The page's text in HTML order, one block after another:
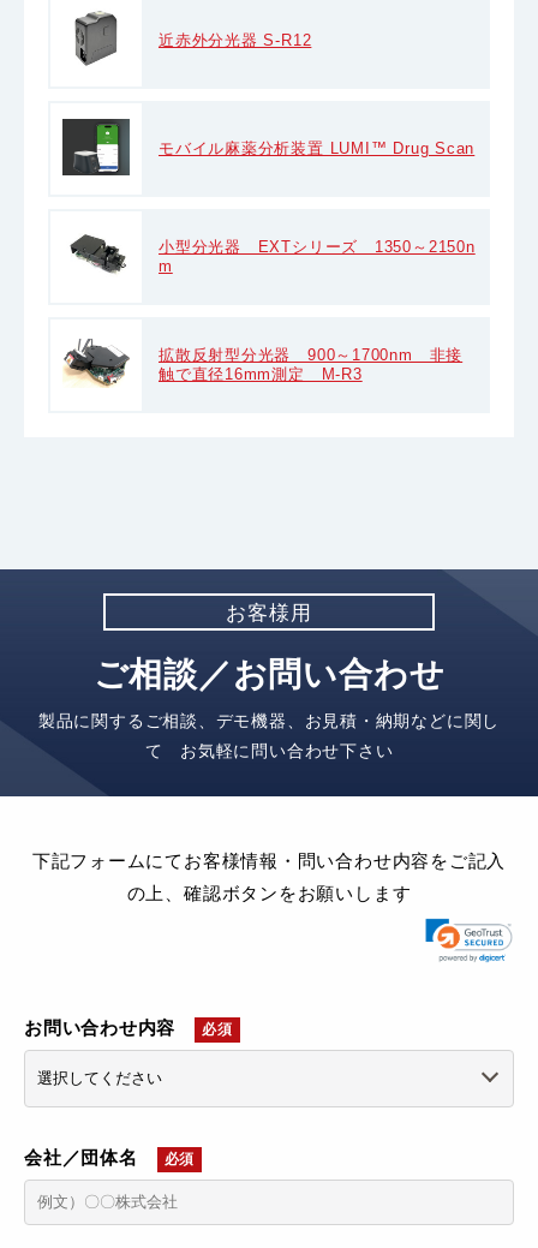
近赤外分光器 S-R12
モバイル麻薬分析装置 LUMI™ Drug Scan
小型分光器 EXTシリーズ 1350～2150n
m
拡散反射型分光器 900～1700nm 非接
触で直径16mm測定 M-R3
お客様用
ご相談／お問い合わせ
製品に関するご相談、デモ機器、お見積・納期などに関し
て お気軽に問い合わせ下さい
下記フォームにてお客様情報・問い合わせ内容をご記入
の上、確認ボタンをお願いします
お問い合わせ内容 必須
会社／団体名 必須